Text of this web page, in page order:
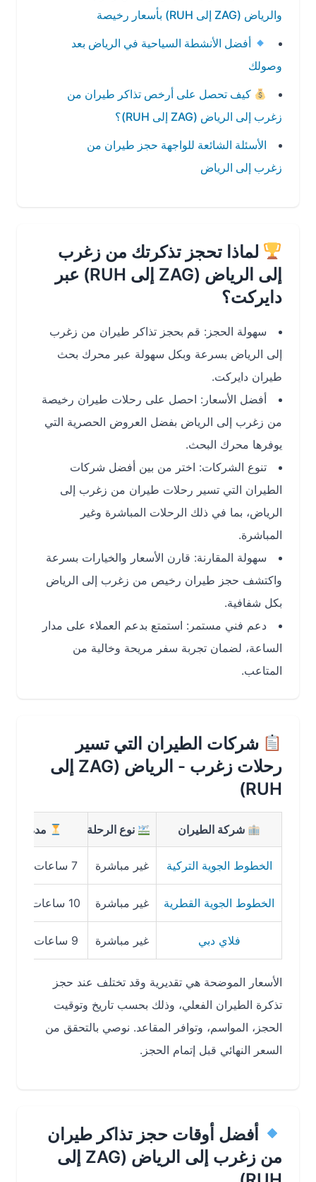
والرياض (ZAG إلى RUH) بأسعار رخيصة
أفضل الأنشطة السياحية في الرياض بعد
وصولك
كيف تحصل على أرخص تذاكر طيران من
زغرب إلى الرياض (ZAG إلى RUH)؟
الأسئلة الشائعة للواجهة حجز طيران من
زغرب إلى الرياض
لماذا تحجز تذكرتك من زغرب
إلى الرياض (ZAG إلى RUH) عبر
دايركت؟
سهولة الحجز: قم بحجز تذاكر طيران من زغرب
إلى الرياض بسرعة وبكل سهولة عبر محرك بحث
طيران دايركت.
أفضل الأسعار: احصل على رحلات طيران رخيصة
من زغرب إلى الرياض بفضل العروض الحصرية التي
يوفرها محرك البحث.
تنوع الشركات: اختر من بين أفضل شركات
الطيران التي تسير رحلات طيران من زغرب إلى
الرياض، بما في ذلك الرحلات المباشرة وغير
المباشرة.
سهولة المقارنة: قارن الأسعار والخيارات بسرعة
واكتشف حجز طيران رخيص من زغرب إلى الرياض
بكل شفافية.
دعم فني مستمر: استمتع بدعم العملاء على مدار
الساعة، لضمان تجربة سفر مريحة وخالية من
المتاعب.
شركات الطيران التي تسير
رحلات زغرب - الرياض (ZAG إلى
RUH)
شركة الطيران نوع الرحلة مدة الرحلة
الخطوط الجوية التركية غير مباشرة 7 ساعات و55 دقيقة
الخطوط الجوية القطرية غير مباشرة 10 ساعات و50 دقيقة
فلاي دبي غير مباشرة 9 ساعات و50 دقيقة
الأسعار الموضحة هي تقديرية وقد تختلف عند حجز
تذكرة الطيران الفعلي، وذلك بحسب تاريخ وتوقيت
الحجز، المواسم، وتوافر المقاعد. نوصي بالتحقق من
السعر النهائي قبل إتمام الحجز.
أفضل أوقات حجز تذاكر طيران
من زغرب إلى الرياض (ZAG إلى